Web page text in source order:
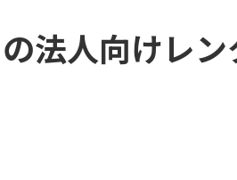
法人向けレ